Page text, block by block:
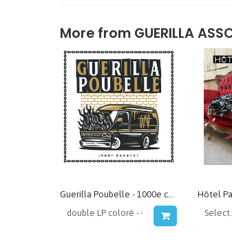
More from GUERILLA
Guerilla Poubelle - 1000e concert (live)